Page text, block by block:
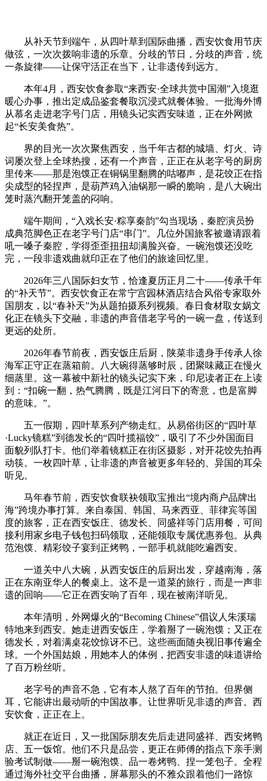
从补天节到端午，从四叶草到国际曲播，西安饮食用节庆
做弦，一次次拨响非遗的乐章。分歧的节日，分歧的声音，统
一条旋律——让保守活正在当下，让非遗传到远方。
本年4月，西安饮食参取“来西安·全球共赏中国潮”入境逛
暖心办事，推出定成品鉴套餐取沉浸式就餐体验。一批海外博
从慕名走进老字号门店，用镜头记实西安味道，正在外网掀
起“长安美食热”。
界的目光一次次聚焦西安，当千年古都的城墙、灯火、诗
词屡次登上全球热搜，还有一个声音，正正在从老字号的厨房
里传来——那是泡馍正在铜锅里翻腾的咕嘟声，是花饺正在指
尖成型的轻捏声，是葫芦鸡入油锅那一瞬的脆响，是八大碗出
笼时蒸汽翻开笼盖的闷响。
端午期间，“入戏长安·粽享秦韵”勾当现场，秦腔演员扮
成典范脚色正在老字号门店“串门”。几位外国旅客被邀请跟着
吼一嗓子秦腔，学得歪歪扭扭却满脸兴奋。一碗泡馍还没吃
完，一段非遗戏曲就印正在了他们的旅途回忆里。
2026年三八国际妇女节，恰逢夏历正月二十——传承千年
的“补天节”。西安饮食正在常宁宫园林酒店结合风俗专家取外
国朋友，以“春补天”为从题拍摄系列视频。春日食材取女娲文
化正在镜头下交融，非遗的声音借老字号的一碗一盘，传送到
更远的处所。
2026年春节前夜，西安饭庄后厨，陕菜非遗身手传承人徐
海军正守正在蒸箱前。八大碗得蒸够时辰，团聚味藏正在慢火
细蒸里。这一幕被中新社的镜头记实下来，印尼读者正在上读
到：“扣碗一翻，热气腾腾，既是江河日下的寄意，也是富脚
的意味。”。
五一假期，四叶草系列产物走红。从易俗街区的“四叶草
·Lucky镜糕”到德发长的“四叶揽福饺”，吸引了不少外国面目
面貌列队打卡。他们举着镜糕正在街区摄影，对开花饺先拍再
动筷。一枚四叶草，让非遗的声音被更多年轻的、异国的耳朵
听见。
马年春节前，西安饮食联袂领取宝推出“境内商户品牌出
海”跨境办事打算。来自泰国、韩国、马来西亚、菲律宾等国
度的旅客，正在西安饭庄、德发长、同盛祥等门店用餐，可间
接利用家乡电子钱包扫码领取，还能领取专属优惠券包。从典
范泡馍、精彩饺子宴到正烤鸭，一部手机就能吃遍西安。
一道关中八大碗，从西安饭庄的后厨出发，穿越南海，落
正在东南亚华人的餐桌上。这不是一道菜的旅行，而是一声非
遗的回响——它正在西安响了百年，现在被南洋听见。
本年清明，外网爆火的“Becoming Chinese”倡议人朱溪瑞
特地来到西安。她走进西安饭庄，学着掰了一碗泡馍；又正在
德发长，对着满桌花饺惊讶不已。这些画面随央视旧事传遍全
球。一个外国姑娘，用她本人的体例，把西安非遗的味道讲给
了百万粉丝听。
老字号的声音不急，它有本人熬了百年的节拍。但界侧
耳，它能讲出最动听的中国故事。让世界听见非遗的声音。西
安饮食，正正在上。
就正在近日，又一批国际朋友先后走进同盛祥、西安烤鸭
店、五一饭馆。他们不只是品尝，更正在师傅的指点下亲手测
验考试制做——掰一碗泡馍、品一卷烤鸭、捏一笼包子。全程
通过海外社交平台曲播，屏幕那头的不雅众跟着他们一路惊